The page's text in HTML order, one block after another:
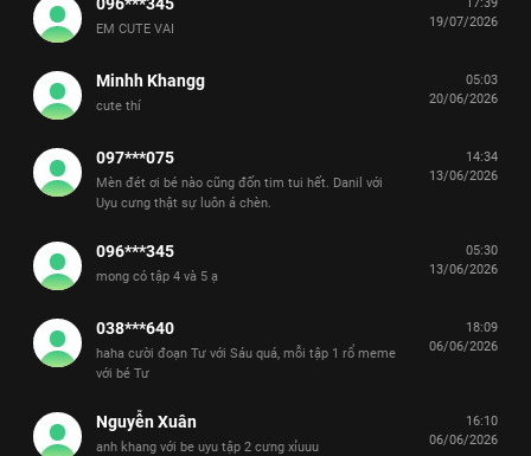
EM CUTE VAI
19/07/2026
Minhh Khangg
cute thí
05:03
20/06/2026
097***075
Mèn đét ơi bé nào cũng đốn tim tui hết. Danil với
Uyu cưng thật sự luôn á chèn.
14:34
13/06/2026
096***345
mong có tập 4 và 5 ạ
05:30
13/06/2026
038***640
haha cười đoạn Tư với Sáu quá, mỗi tập 1 rổ meme
với bé Tư
18:09
06/06/2026
Nguyễn Xuân
anh khang với be uyu tập 2 cưng xỉuuu
16:10
06/06/2026